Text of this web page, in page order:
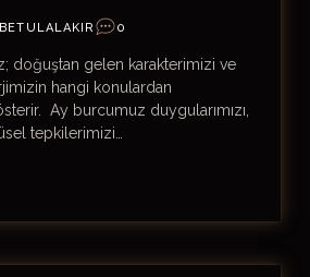
BETULALAKIR 0
doğuştan gelen karakterimizi ve
hangi konulardan
Ay burcumuz duygularımızı,
tepkilerimizi…